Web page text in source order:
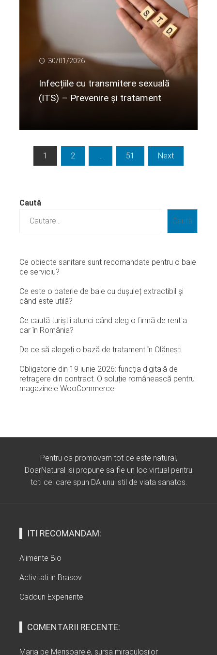
30/01/2026
Infecțiile cu transmitere sexuală
(ITS) – Prevenire și tratament
Paginație
1 2 … 51 Next
Caută
Caută
Ce obiecte sanitare sunt recomandate pentru o baie
de serviciu?
Ce este o baterie de baie cu dușuleț extractibil și
când este utilă?
Ce caută turiștii atunci când aleg o firmă de rent a
car în România?
De ce să alegeți o bază de tratament în Olănești
Obligatorie din 19 iunie 2026: funcția digitală de
retragere din contract. O soluție românească pentru
magazinele WooCommerce
Pentru ca promovam tot ce este natural,
DoarNatural isi propune sa fie un loc virtual pentru
toti cei care spun DA unui stil de viata sanatos.
ITI RECOMANDAM:
Alimente Bio
Activitati in Brasov
Cadouri Experiente
COMENTARII RECENTE:
Maria pe Merisoarele, sursa miraculosilor